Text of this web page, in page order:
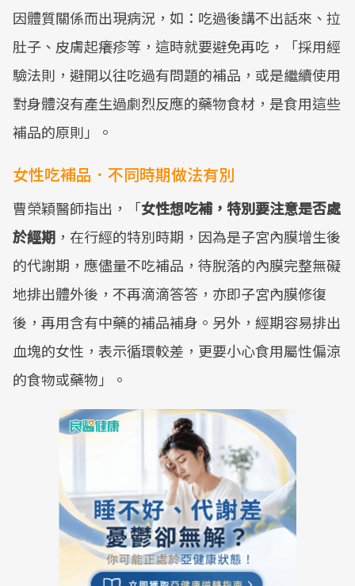
因體質關係而出現病況，如：吃過後講不出話來、拉
肚子、皮膚起癢疹等，這時就要避免再吃，「採用經
驗法則，避開以往吃過有問題的補品，或是繼續使用
對身體沒有產生過劇烈反應的藥物食材，是食用這些
補品的原則」。
女性吃補品．不同時期做法有別
曹榮穎醫師指出，「女性想吃補，特別要注意是否處
於經期 ，在行經的特別時期，因為是子宮內膜增生後
的代謝期，應儘量不吃補品，待脫落的內膜完整無礙
地排出體外後，不再滴滴答答，亦即子宮內膜修復
後，再用含有中藥的補品補身。另外，經期容易排出
血塊的女性，表示循環較差，更要小心食用屬性偏涼
的食物或藥物」。